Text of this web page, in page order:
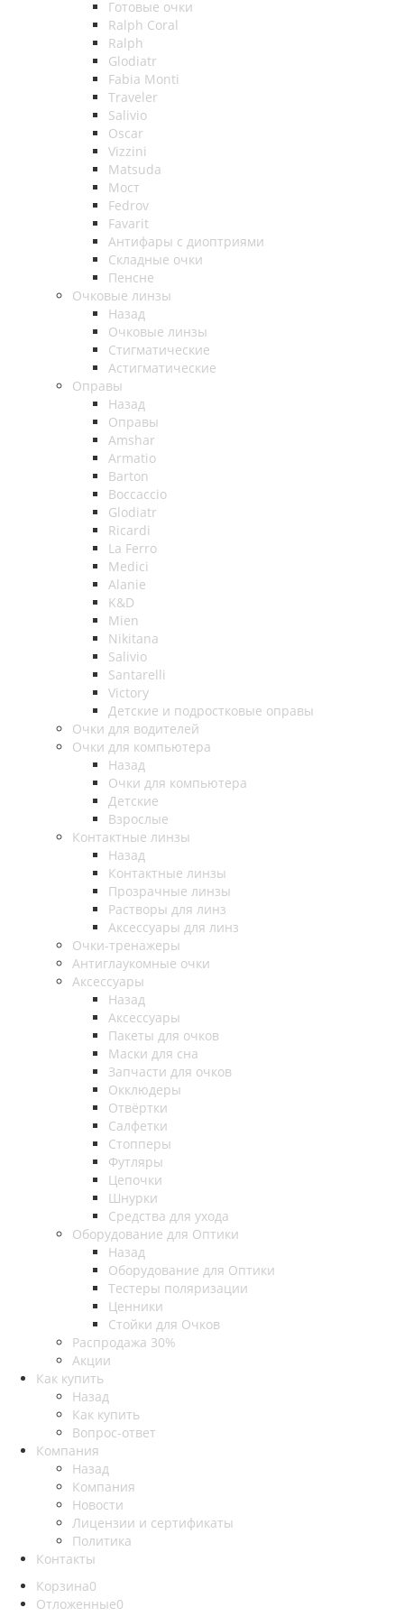
Готовые очки
Ralph Coral
Ralph
Glodiatr
Fabia Monti
Traveler
Salivio
Oscar
Vizzini
Matsuda
Мост
Fedrov
Favarit
Антифары с диоптриями
Складные очки
Пенсне
Очковые линзы
Назад
Очковые линзы
Стигматические
Астигматические
Оправы
Назад
Оправы
Amshar
Armatio
Barton
Boccaccio
Glodiatr
Ricardi
La Ferro
Medici
Alanie
K&D
Mien
Nikitana
Salivio
Santarelli
Victory
Детские и подростковые оправы
Очки для водителей
Очки для компьютера
Назад
Очки для компьютера
Детские
Взрослые
Контактные линзы
Назад
Контактные линзы
Прозрачные линзы
Растворы для линз
Аксессуары для линз
Очки-тренажеры
Антиглаукомные очки
Аксессуары
Назад
Аксессуары
Пакеты для очков
Маски для сна
Запчасти для очков
Окклюдеры
Отвёртки
Салфетки
Стопперы
Футляры
Цепочки
Шнурки
Средства для ухода
Оборудование для Оптики
Назад
Оборудование для Оптики
Тестеры поляризации
Ценники
Стойки для Очков
Распродажа 30%
Акции
Как купить
Назад
Как купить
Вопрос-ответ
Компания
Назад
Компания
Новости
Лицензии и сертификаты
Политика
Контакты
Корзина0
Отложенные0